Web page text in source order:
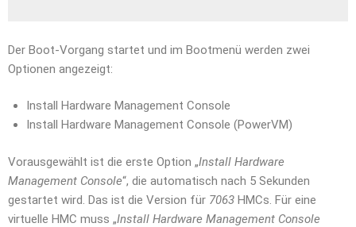
Der Boot-Vorgang startet und im Bootmenü werden zwei
Optionen angezeigt:
Install Hardware Management Console
Install Hardware Management Console (PowerVM)
Vorausgewählt ist die erste Option „Install Hardware
Management Console“, die automatisch nach 5 Sekunden
gestartet wird. Das ist die Version für 7063 HMCs. Für eine
virtuelle HMC muss „Install Hardware Management Console